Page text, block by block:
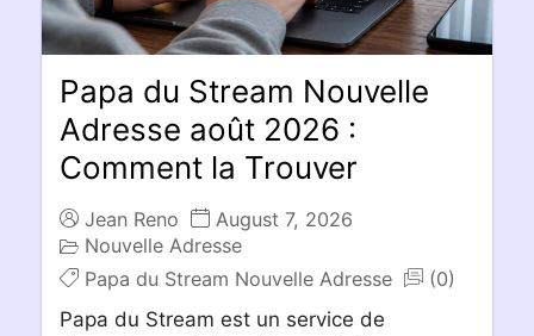
Papa du Stream Nouvelle
Adresse août 2026 :
Comment la Trouver
Jean Reno
August 7, 2026
Nouvelle Adresse
Papa du Stream Nouvelle Adresse
(0)
Papa du Stream est un service de